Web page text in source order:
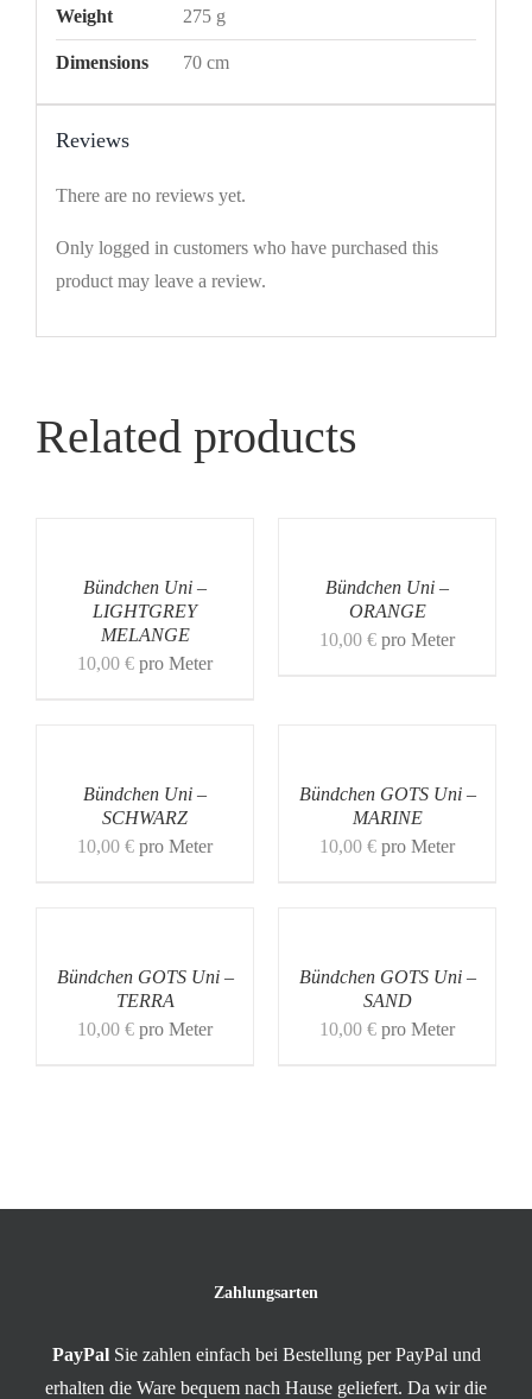
Weight 275 g
Dimensions 70 cm
Reviews
There are no reviews yet.
Only logged in customers who have purchased this
product may leave a review.
Related products
Bündchen Uni –
LIGHTGREY
MELANGE
10,00 € pro Meter
Bündchen Uni –
ORANGE
10,00 € pro Meter
Bündchen Uni –
SCHWARZ
10,00 € pro Meter
Bündchen GOTS Uni –
MARINE
10,00 € pro Meter
Bündchen GOTS Uni –
TERRA
10,00 € pro Meter
Bündchen GOTS Uni –
SAND
10,00 € pro Meter
Zahlungsarten
PayPal Sie zahlen einfach bei Bestellung per PayPal und
erhalten die Ware bequem nach Hause geliefert. Da wir die